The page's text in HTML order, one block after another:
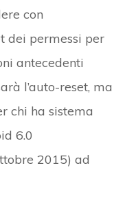
con
dei permessi per
antecedenti
l’auto-reset, ma
chi ha sistema
6.0
2015) ad